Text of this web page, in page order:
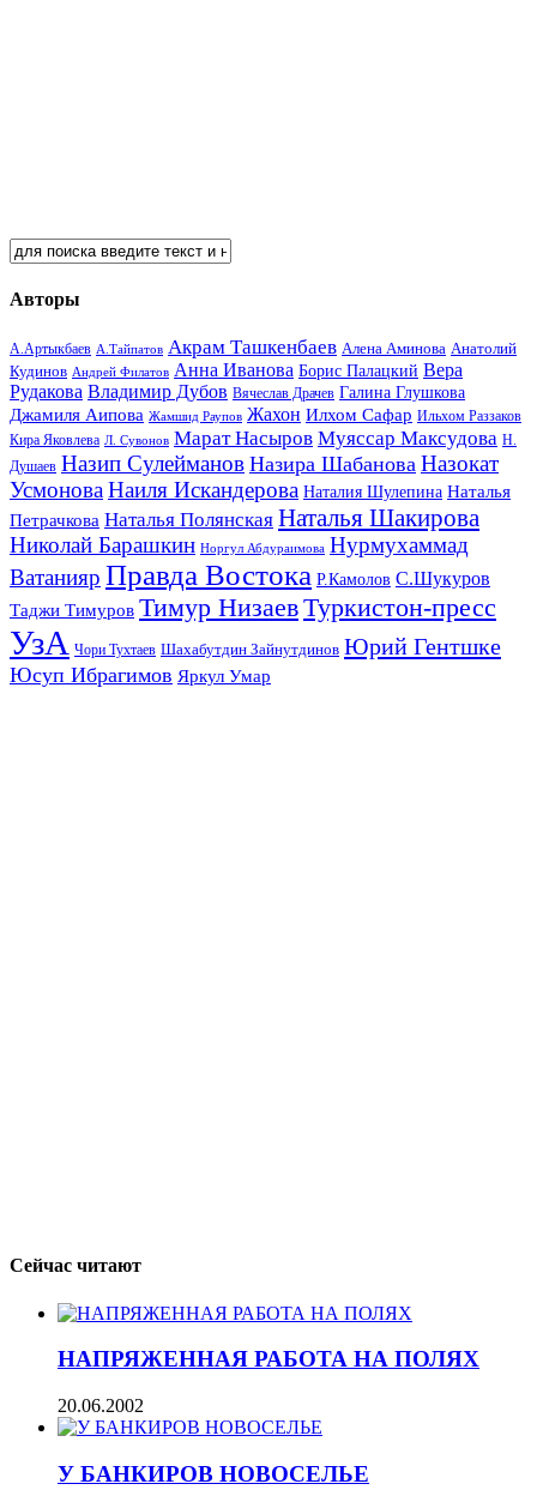
Авторы
А.Артыкбаев А.Тайпатов Акрам Ташкенбаев Алена Аминова Анатолий
Кудинов Андрей Филатов Анна Иванова Борис Палацкий Вера
Рудакова Владимир Дубов Вячеслав Драчев Галина Глушкова
Джамиля Аипова Жамшид Раупов Жахон Илхом Сафар Ильхом Раззаков
Кира Яковлева Л. Сувонов Марат Насыров Муяссар Максудова Н.
Душаев Назип Сулейманов Назира Шабанова Назокат
УсмоноваНаиля Искандерова Наталия Шулепина Наталья
Петрачкова Наталья Полянская Наталья Шакирова
Николай Барашкин Норгул Абдураимова Нурмухаммад
Ватанияр Правда Востока Р.Камолов С.Шукуров
Таджи Тимуров Тимур НизаевТуркистон-пресс
УзА Чори Тухтаев Шахабутдин Зайнутдинов Юрий Гентшке
Юсуп Ибрагимов Яркул Умар
Сейчас читают
НАПРЯЖЕННАЯ РАБОТА НА ПОЛЯХ
20.06.2002
У БАНКИРОВ НОВОСЕЛЬЕ